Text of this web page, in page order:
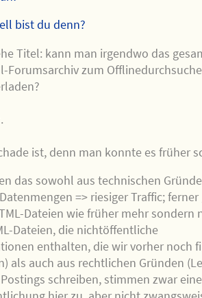
bist du denn?
Titel: kann man irgendwo das
Forumsarchiv zum
ist, denn man konnte es früher
das sowohl aus technischen
=> riesiger Traffic;
Dateien wie früher mehr sondern
Dateien, die nichtöffentliche
enthalten, die wir vorher noch
als auch aus rechtlichen Gründen
schreiben, stimmen zwar